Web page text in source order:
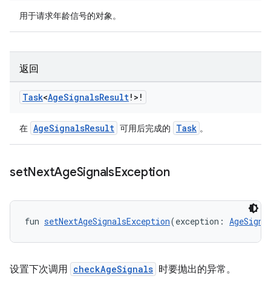
用于请求年龄信号的对象。
返回
Task<AgeSignalsResult!>!
在 AgeSignalsResult 可用后完成的 Task 。
setNextAgeSignalsException
fun setNextAgeSignalsException(exception:
设置下次调用 checkAgeSignals 时要抛出的异常。